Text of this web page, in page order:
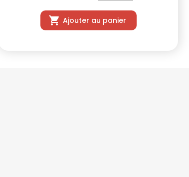
Ajouter au panier